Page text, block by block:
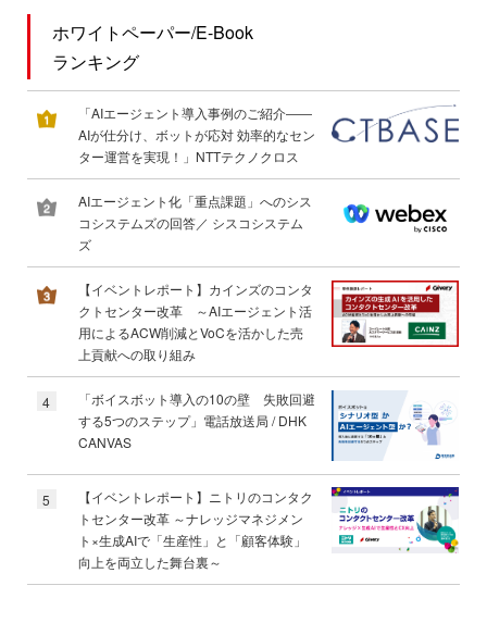
ホワイトペーパー/E-Book
ランキング
「AIエージェント導入事例のご紹介――
AIが仕分け、ボットが応対 効率的なセン
ター運営を実現！」NTTテクノクロス
AIエージェント化「重点課題」へのシス
コシステムズの回答／ シスコシステム
ズ
【イベントレポート】カインズのコンタ
クトセンター改革 ～AIエージェント活
用によるACW削減とVoCを活かした売
上貢献への取り組み
4
「ボイスボット導入の10の壁 失敗回避
する5つのステップ」電話放送局 / DHK
CANVAS
5
【イベントレポート】ニトリのコンタク
トセンター改革 ～ナレッジマネジメン
ト×生成AIで「生産性」と「顧客体験」
向上を両立した舞台裏～